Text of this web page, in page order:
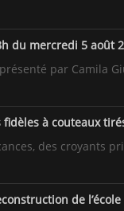
du mercredi 5 août
par Camila
fidèles à couteaux
des croyants
de